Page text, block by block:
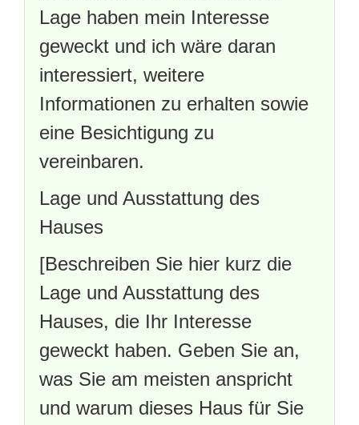
Lage haben mein Interesse
geweckt und ich wäre daran
interessiert, weitere
Informationen zu erhalten sowie
eine Besichtigung zu
vereinbaren.
Lage und Ausstattung des
Hauses
[Beschreiben Sie hier kurz die
Lage und Ausstattung des
Hauses, die Ihr Interesse
geweckt haben. Geben Sie an,
was Sie am meisten anspricht
und warum dieses Haus für Sie